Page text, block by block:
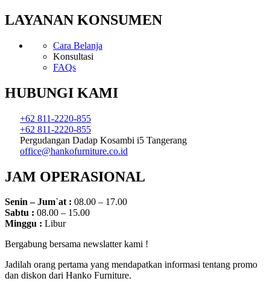
LAYANAN KONSUMEN
Cara Belanja
Konsultasi
FAQs
HUBUNGI KAMI
+62 811-2220-855
+62 811-2220-855
Pergudangan Dadap Kosambi i5 Tangerang
office@hankofurniture.co.id
JAM OPERASIONAL
Senin – Jum`at : 08.00 – 17.00
Sabtu : 08.00 – 15.00
Minggu : Libur
Bergabung bersama newslatter kami !
Jadilah orang pertama yang mendapatkan informasi tentang promo
dan diskon dari Hanko Furniture.